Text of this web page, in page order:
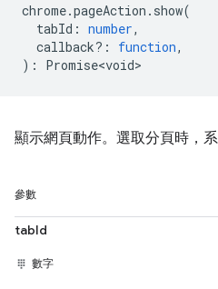
chrome.pageAction . show(
tabId : number,
callback? : function,
) : Promise<void>
顯示網頁動作。選取分頁時，
參數
tabId
數字